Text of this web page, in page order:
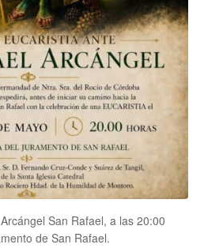
San Rafael, a las 20:00
de San Rafael.